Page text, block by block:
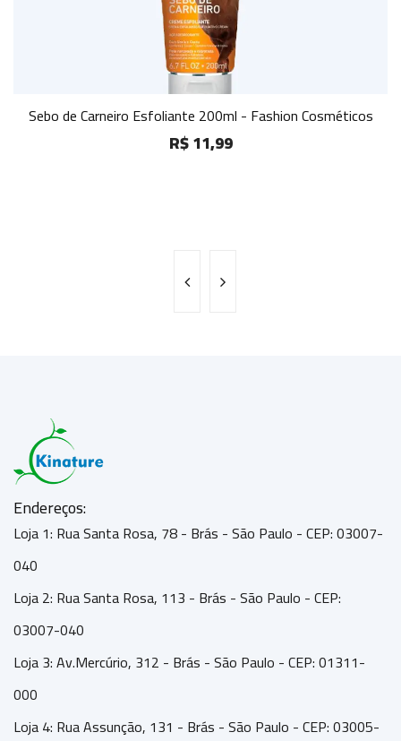
Sebo de Carneiro Esfoliante 200ml - Fashion Cosméticos
R$ 11,99
Endereços:
Loja 1: Rua Santa Rosa, 78 - Brás - São Paulo - CEP: 03007-
040
Loja 2: Rua Santa Rosa, 113 - Brás - São Paulo - CEP:
03007-040
Loja 3: Av.Mercúrio, 312 - Brás - São Paulo - CEP: 01311-
000
Loja 4: Rua Assunção, 131 - Brás - São Paulo - CEP: 03005-